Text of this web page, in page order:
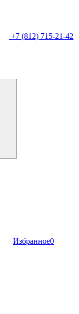
+7 (812) 715-21-42
Избранное0